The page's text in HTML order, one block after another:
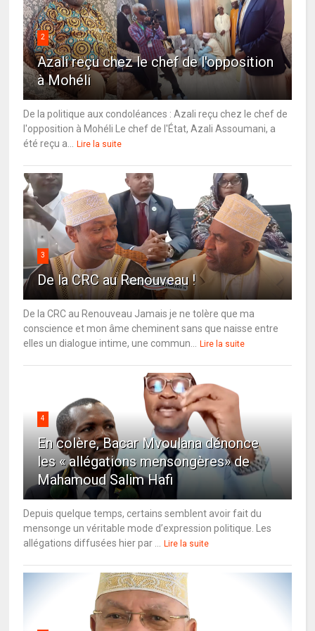
2
Azali reçu chez le chef de l'opposition
à Mohéli
De la politique aux condoléances : Azali reçu chez le chef de
l'opposition à Mohéli Le chef de l'État, Azali Assoumani, a
été reçu a...
Lire la suite
3
De la CRC au Renouveau !
De la CRC au Renouveau Jamais je ne tolère que ma
conscience et mon âme cheminent sans que naisse entre
elles un dialogue intime, une commun...
Lire la suite
4
En colère, Bacar Mvoulana dénonce
les « allégations mensongères» de
Mahamoud Salim Hafi
Depuis quelque temps, certains semblent avoir fait du
mensonge un véritable mode d’expression politique. Les
allégations diffusées hier par ...
Lire la suite